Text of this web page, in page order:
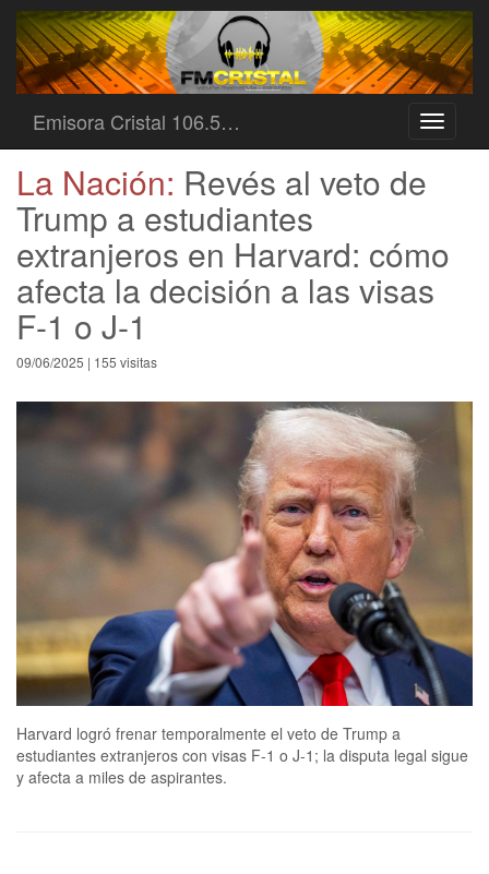
Toggle
Emisora Cristal 106.5…
La Nación: Revés al veto de
Trump a estudiantes
extranjeros en Harvard: cómo
afecta la decisión a las visas
F-1 o J-1
09/06/2025 | 155 visitas
Harvard logró frenar temporalmente el veto de Trump a
estudiantes extranjeros con visas F-1 o J-1; la disputa legal sigue
y afecta a miles de aspirantes.